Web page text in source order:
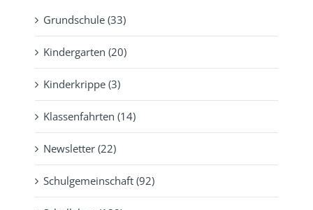
Grundschule (33)
Kindergarten (20)
Kinderkrippe (3)
Klassenfahrten (14)
Newsletter (22)
Schulgemeinschaft (92)